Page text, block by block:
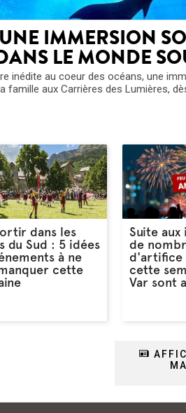
IMMERSION
LE MONDE
inédite au coeur des océans, une
famille aux Carrières des Lumières,
dans les
du Sud : 5 idées
à ne
cette
Suite aux
de
d'artifice
cette
Var sont